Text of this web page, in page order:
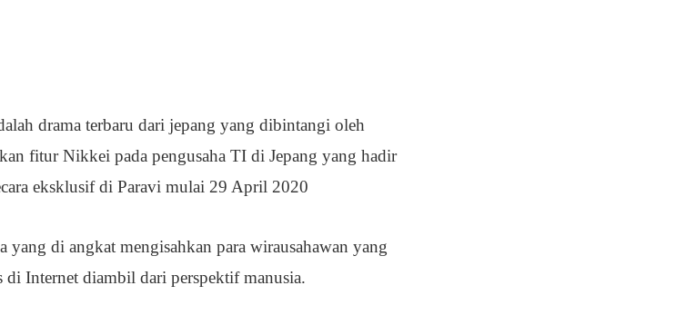
drama terbaru dari jepang yang dibintangi oleh
fitur Nikkei pada pengusaha TI di Jepang yang hadir
eksklusif di Paravi mulai 29 April 2020
di angkat mengisahkan para wirausahawan yang
di Internet diambil dari perspektif manusia.